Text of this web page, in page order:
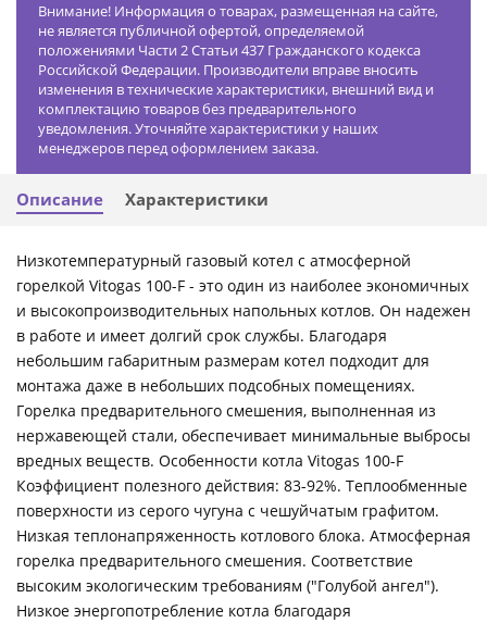
Внимание! Информация о товарах, размещенная на сайте,
не является публичной офертой, определяемой
положениями Части 2 Статьи 437 Гражданского кодекса
Российской Федерации. Производители вправе вносить
изменения в технические характеристики, внешний вид и
комплектацию товаров без предварительного
уведомления. Уточняйте характеристики у наших
менеджеров перед оформлением заказа.
Описание Характеристики
Низкотемпературный газовый котел с атмосферной
горелкой Vitogas 100-F - это один из наиболее экономичных
и высокопроизводительных напольных котлов. Он надежен
в работе и имеет долгий срок службы. Благодаря
небольшим габаритным размерам котел подходит для
монтажа даже в небольших подсобных помещениях.
Горелка предварительного смешения, выполненная из
нержавеющей стали, обеспечивает минимальные выбросы
вредных веществ. Особенности котла Vitogas 100-F
Коэффициент полезного действия: 83-92%. Теплообменные
поверхности из серого чугуна с чешуйчатым графитом.
Низкая теплонапряженность котлового блока. Атмосферная
горелка предварительного смешения. Соответствие
высоким экологическим требованиям ("Голубой ангел").
Низкое энергопотребление котла благодаря